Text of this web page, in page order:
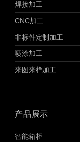
焊接加工
CNC加工
非标件定制加工
喷涂加工
来图来样加工
产品展示
智能箱柜